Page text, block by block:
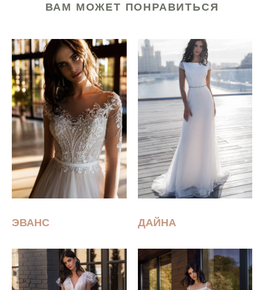
ВАМ МОЖЕТ ПОНРАВИТЬСЯ
ЭВАНС ДАЙНА